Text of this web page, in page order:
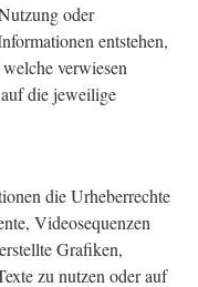
oder
entstehen,
verwiesen
die jeweilige
die Urheberrechte
Videosequenzen
Grafiken,
zu nutzen oder auf